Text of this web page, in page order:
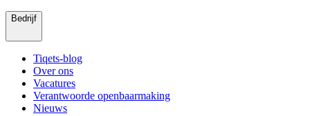
Bedrijf
Tiqets-blog
Over ons
Vacatures
Verantwoorde openbaarmaking
Nieuws